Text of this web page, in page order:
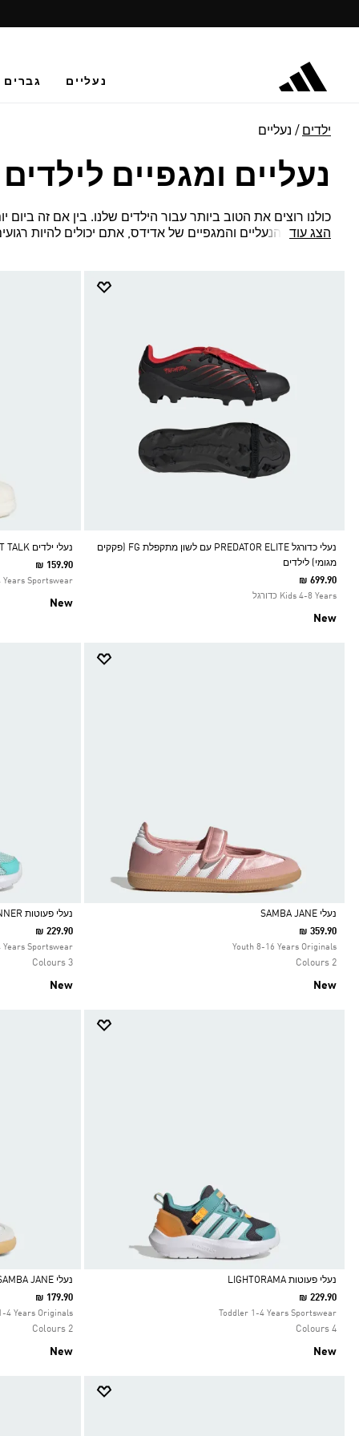
נעליים גברים
ילדים נעליים
נעליים ומגפיים לילדים
כולנו רוצים את הטוב ביותר עבור הילדים שלנו. בין אם זה
קולקציית הנעליים והמגפיים של אדידס, אתם יכולים להיות
הצג עוד
נעלי כדורגל PREDATOR ELITE עם לשון מתקפלת FG (פקקים
מגומי) לילדים
₪ 699.90
Kids 4-8 Years כדורגל
New
נעלי ילדים STREET TALK
₪ 159.90
Years Sportswear
New
Selected
נעלי SAMBA JANE
₪ 359.90
Youth 8-16 Years Originals
2 Colours
New
Selected
נעלי פעוטות LIGHTORAMA RUNNER
₪ 229.90
Years Sportswear
3 Colours
New
Selected
נעלי פעוטות LIGHTORAMA
₪ 229.90
Toddler 1-4 Years Sportswear
4 Colours
New
Selected
נעלי SAMBA JANE
₪ 179.90
4 Years Originals
2 Colours
New